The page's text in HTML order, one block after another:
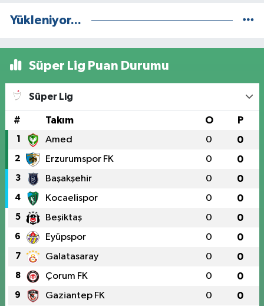
Yükleniyor...
Süper Lig Puan Durumu
Süper Lig
# Takım O P
1 Amed 0 0
2 Erzurumspor FK 0 0
3 Başakşehir 0 0
4 Kocaelispor 0 0
5 Beşiktaş 0 0
6 Eyüpspor 0 0
7 Galatasaray 0 0
8 Çorum FK 0 0
9 Gaziantep FK 0 0